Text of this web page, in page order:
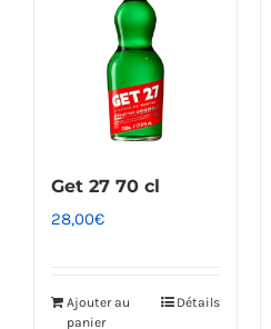
Get 27 70 cl
28,00€
Ajouter au
panier
Détails